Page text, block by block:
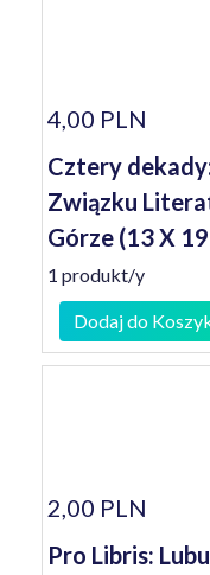
4,00 PLN
Cztery
Związku
Górze (13 X
1 produkt/y
Dodaj do
2,00 PLN
Pro Libris: